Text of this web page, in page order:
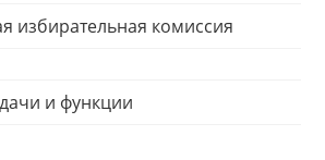
избирательная комиссия
и функции